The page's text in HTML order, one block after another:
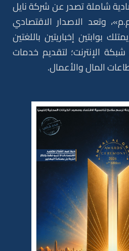
شاملة تصدر عن شركة نايل
وتعد الاصدار الاقتصادي
بوابتين إخباريتين باللغتين
شبكة الإنترنت؛ لتقديم خدمات
المال والأعمال.